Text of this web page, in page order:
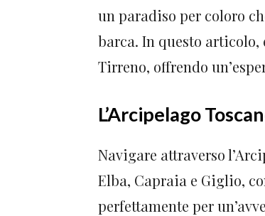
un paradiso per coloro
barca. In questo
Tirreno, offrendo
L’Arcipelago
Navigare attraverso
Elba, Capraia e Giglio,
perfettamente per